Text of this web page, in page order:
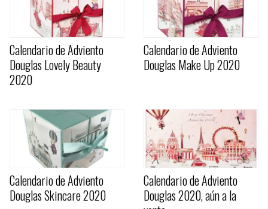
Calendario de Adviento
Douglas Lovely Beauty
2020
Calendario de Adviento
Douglas Make Up 2020
Calendario de Adviento
Douglas Skincare 2020
Calendario de Adviento
Douglas 2020, aún a la